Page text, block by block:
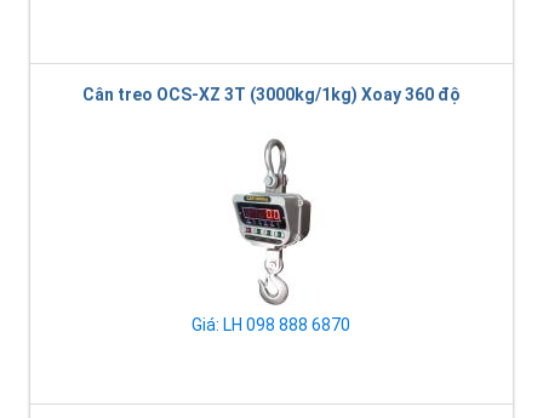
Cân treo OCS-XZ 3T (3000kg/1kg) Xoay 360 độ
Giá: LH 098 888 6870